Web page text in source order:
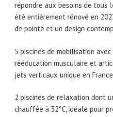
répondre aux besoins de tous
été entièrement rénové en
de pointe et un design
5 piscines de mobilisation
rééducation musculaire et
jets verticaux unique en
2 piscines de relaxation dont
chauffée à 32°C, idéale pour